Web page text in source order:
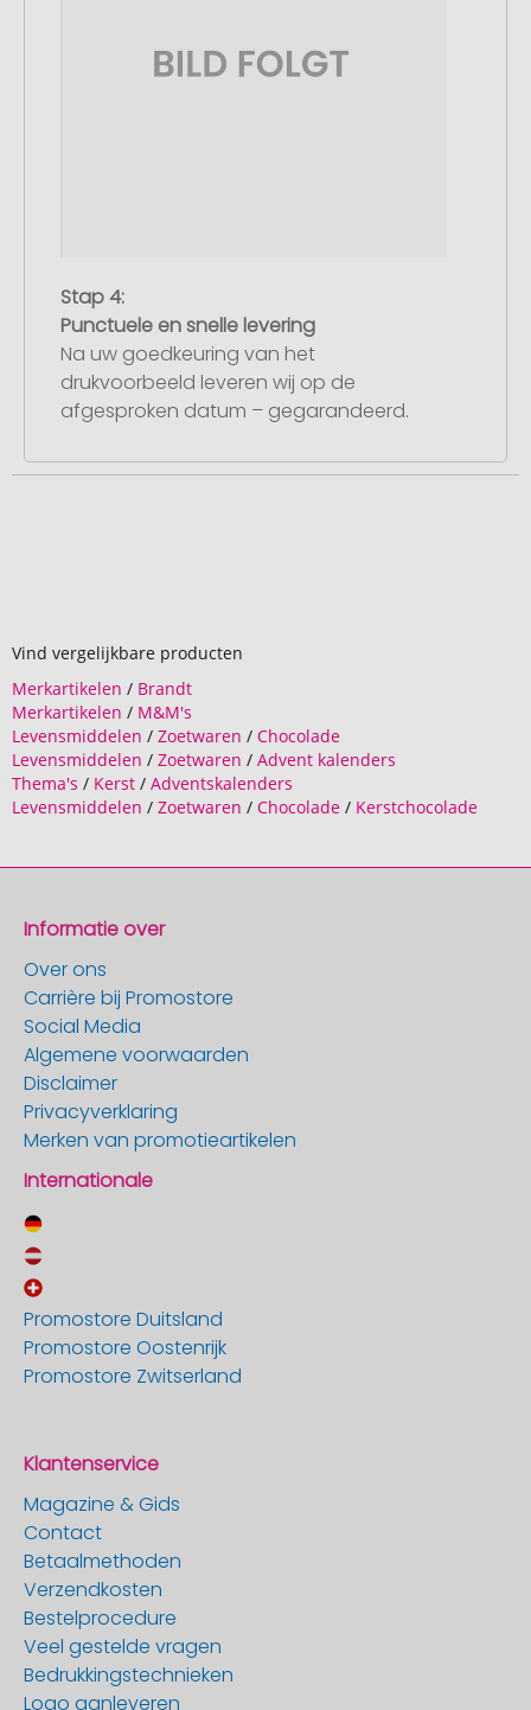
Stap 4:
Punctuele en snelle levering
Na uw goedkeuring van het
drukvoorbeeld leveren wij op de
afgesproken datum – gegarandeerd.
Vind vergelijkbare producten
Merkartikelen / Brandt
Merkartikelen / M&M's
Levensmiddelen / Zoetwaren / Chocolade
Levensmiddelen / Zoetwaren / Advent kalenders
Thema's / Kerst / Adventskalenders
Levensmiddelen / Zoetwaren / Chocolade / Kerstchocolade
Informatie over
Over ons
Carrière bij Promostore
Social Media
Algemene voorwaarden
Disclaimer
Privacyverklaring
Merken van promotieartikelen
Internationale
Promostore Duitsland
Promostore Oostenrijk
Promostore Zwitserland
Klantenservice
Magazine & Gids
Contact
Betaalmethoden
Verzendkosten
Bestelprocedure
Veel gestelde vragen
Bedrukkingstechnieken
Logo aanleveren